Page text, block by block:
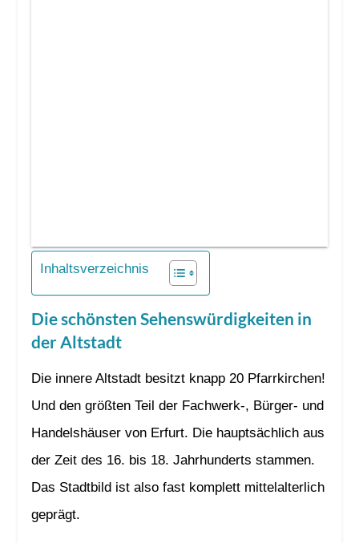
Inhaltsverzeichnis
Die schönsten Sehenswürdigkeiten in
der Altstadt
Die innere Altstadt besitzt knapp 20 Pfarrkirchen!
Und den größten Teil der Fachwerk-, Bürger- und
Handelshäuser von Erfurt. Die hauptsächlich aus
der Zeit des 16. bis 18. Jahrhunderts stammen.
Das Stadtbild ist also fast komplett mittelalterlich
geprägt.